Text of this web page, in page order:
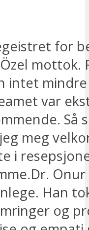
for
mottok.
intet
var
Så
meg
i
Onur
Han
og